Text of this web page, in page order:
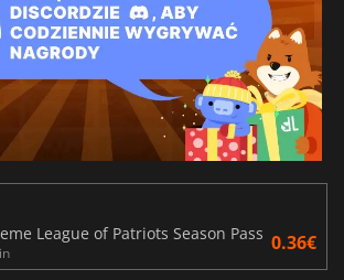
League of Patriots Season Pass 0.36€